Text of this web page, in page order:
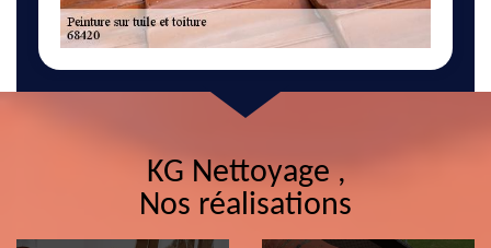
KG Nettoyage ,
Nos réalisations